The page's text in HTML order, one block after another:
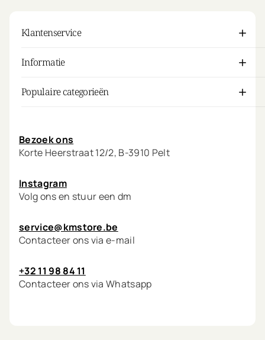
Klantenservice
Informatie
Populaire categorieën
Bezoek ons
Korte Heerstraat 12/2, B-3910 Pelt
Instagram
Volg ons en stuur een dm
service@kmstore.be
Contacteer ons via e-mail
+32 11 98 84 11
Contacteer ons via Whatsapp